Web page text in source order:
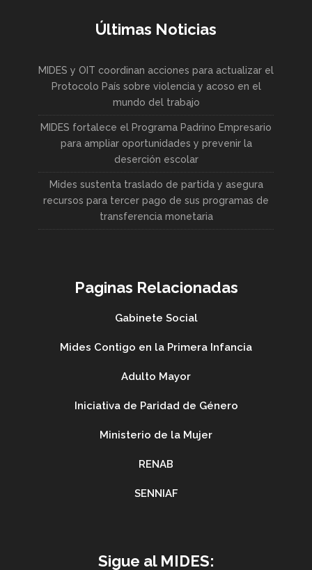
Últimas Noticias
MIDES y OIT coordinan acciones para actualizar el
Protocolo País sobre violencia y acoso en el
mundo del trabajo
MIDES fortalece el Programa Padrino Empresario
para ampliar oportunidades y prevenir la
deserción escolar
Mides sustenta traslado de partida y asegura
recursos para tercer pago de sus programas de
transferencia monetaria
Paginas Relacionadas
Gabinete Social
Mides Contigo en la Primera Infancia
Adulto Mayor
Iniciativa de Paridad de Género
Ministerio de la Mujer
RENAB
SENNIAF
Sigue al MIDES: